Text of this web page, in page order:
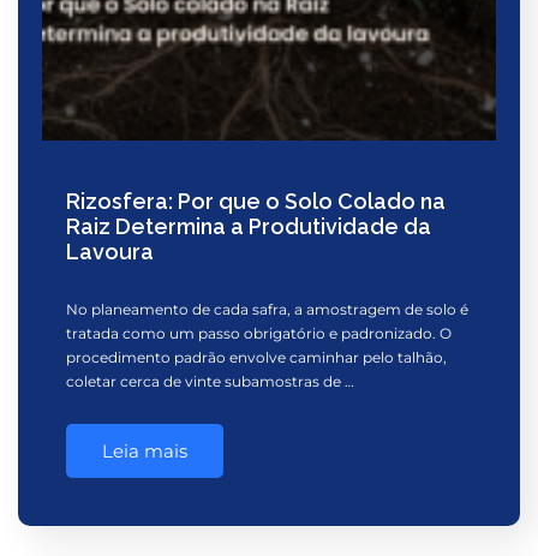
Rizosfera: Por que o Solo Colado na
Raiz Determina a Produtividade da
Lavoura
No planeamento de cada safra, a amostragem de solo é
tratada como um passo obrigatório e padronizado. O
procedimento padrão envolve caminhar pelo talhão,
coletar cerca de vinte subamostras de …
Leia mais